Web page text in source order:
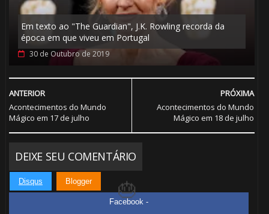
Em texto ao "The Guardian", J.K. Rowling recorda da
época em que viveu em Portugal
30 de Outubro de 2019
PRÓXIMA
Acontecimentos do Mundo
Mágico em 18 de julho
ANTERIOR
Acontecimentos do Mundo
Mágico em 17 de julho
DEIXE SEU COMENTÁRIO
Disqus Blogger
Facebook -
1️⃣ 8️⃣
⚡
🎈